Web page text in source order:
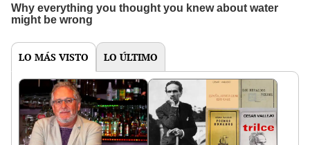
LO MÁS VISTO LO ÚLTIMO